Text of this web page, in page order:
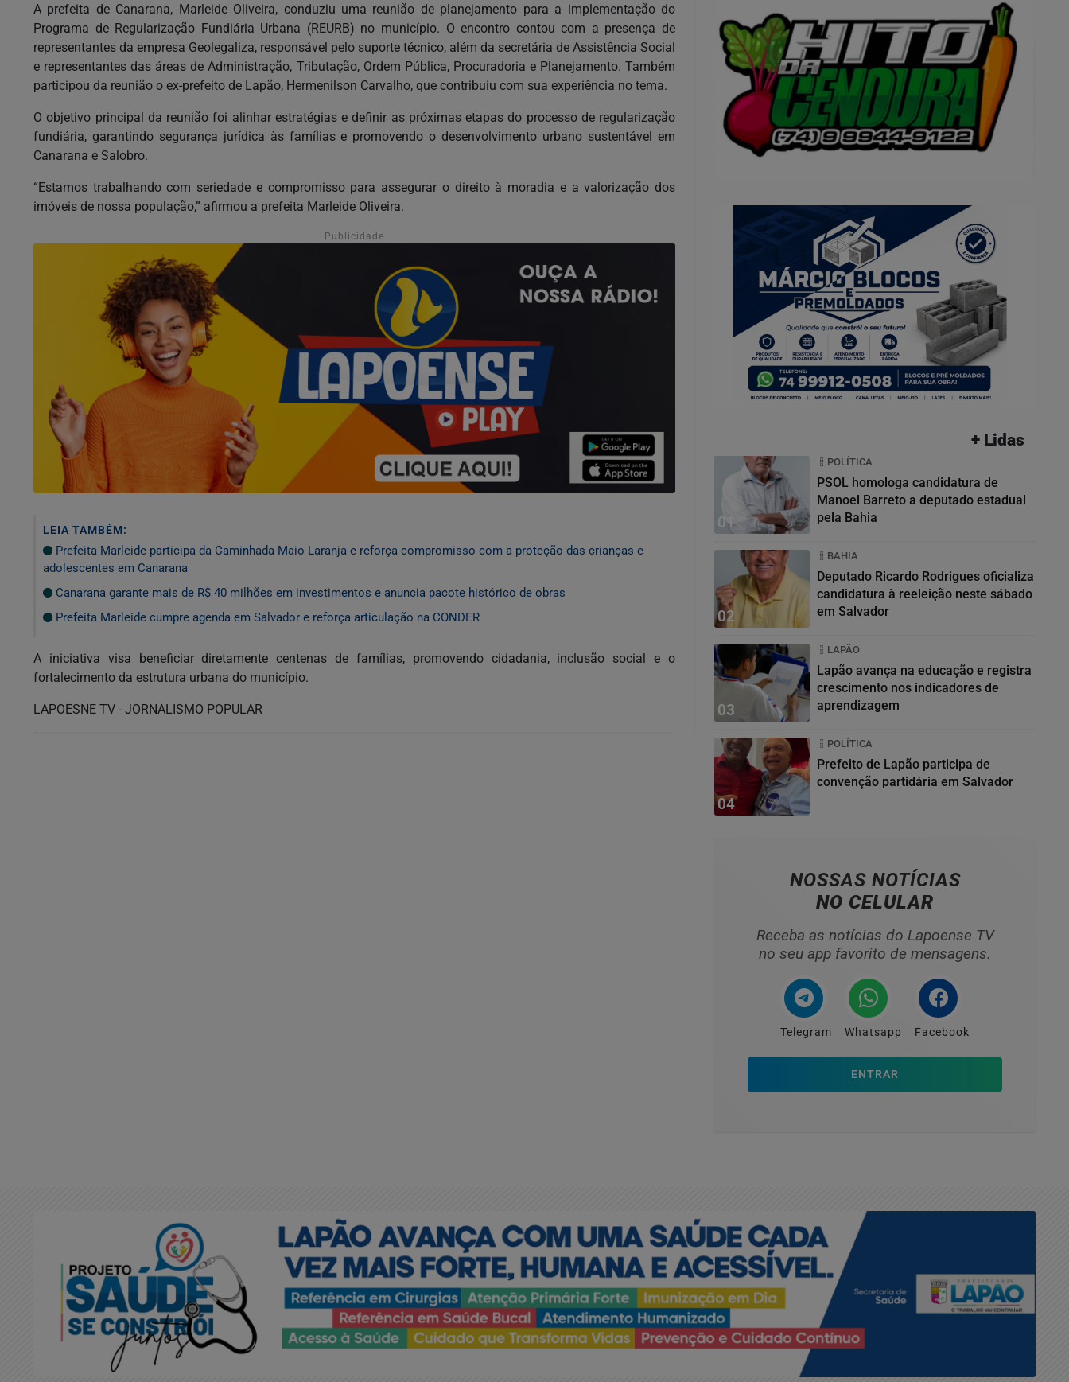
A prefeita de Canarana, Marleide Oliveira, conduziu uma reunião de planejamento para a implementação do
Programa de Regularização Fundiária Urbana (REURB) no município. O encontro contou com a presença de
representantes da empresa Geolegaliza, responsável pelo suporte técnico, além da secretária de Assistência Social
e representantes das áreas de Administração, Tributação, Ordem Pública, Procuradoria e Planejamento. Também
participou da reunião o ex-prefeito de Lapão, Hermenilson Carvalho, que contribuiu com sua experiência no tema.
O objetivo principal da reunião foi alinhar estratégias e definir as próximas etapas do processo de regularização
fundiária, garantindo segurança jurídica às famílias e promovendo o desenvolvimento urbano sustentável em
Canarana e Salobro.
“Estamos trabalhando com seriedade e compromisso para assegurar o direito à moradia e a valorização dos
imóveis de nossa população,” afirmou a prefeita Marleide Oliveira.
Publicidade
LEIA TAMBÉM:
Prefeita Marleide participa da Caminhada Maio Laranja e reforça compromisso com a proteção das crianças e
adolescentes em Canarana
Canarana garante mais de R$ 40 milhões em investimentos e anuncia pacote histórico de obras
Prefeita Marleide cumpre agenda em Salvador e reforça articulação na CONDER
A iniciativa visa beneficiar diretamente centenas de famílias, promovendo cidadania, inclusão social e o
fortalecimento da estrutura urbana do município.
LAPOESNE TV - JORNALISMO POPULAR
+ Lidas
01
POLÍTICA
PSOL homologa candidatura de
Manoel Barreto a deputado estadual
pela Bahia
02
BAHIA
Deputado Ricardo Rodrigues oficializa
candidatura à reeleição neste sábado
em Salvador
03
LAPÃO
Lapão avança na educação e registra
crescimento nos indicadores de
aprendizagem
04
POLÍTICA
Prefeito de Lapão participa de
convenção partidária em Salvador
NOSSAS NOTÍCIAS
NO CELULAR
Receba as notícias do Lapoense TV
no seu app favorito de mensagens.
Telegram Whatsapp Facebook
ENTRAR